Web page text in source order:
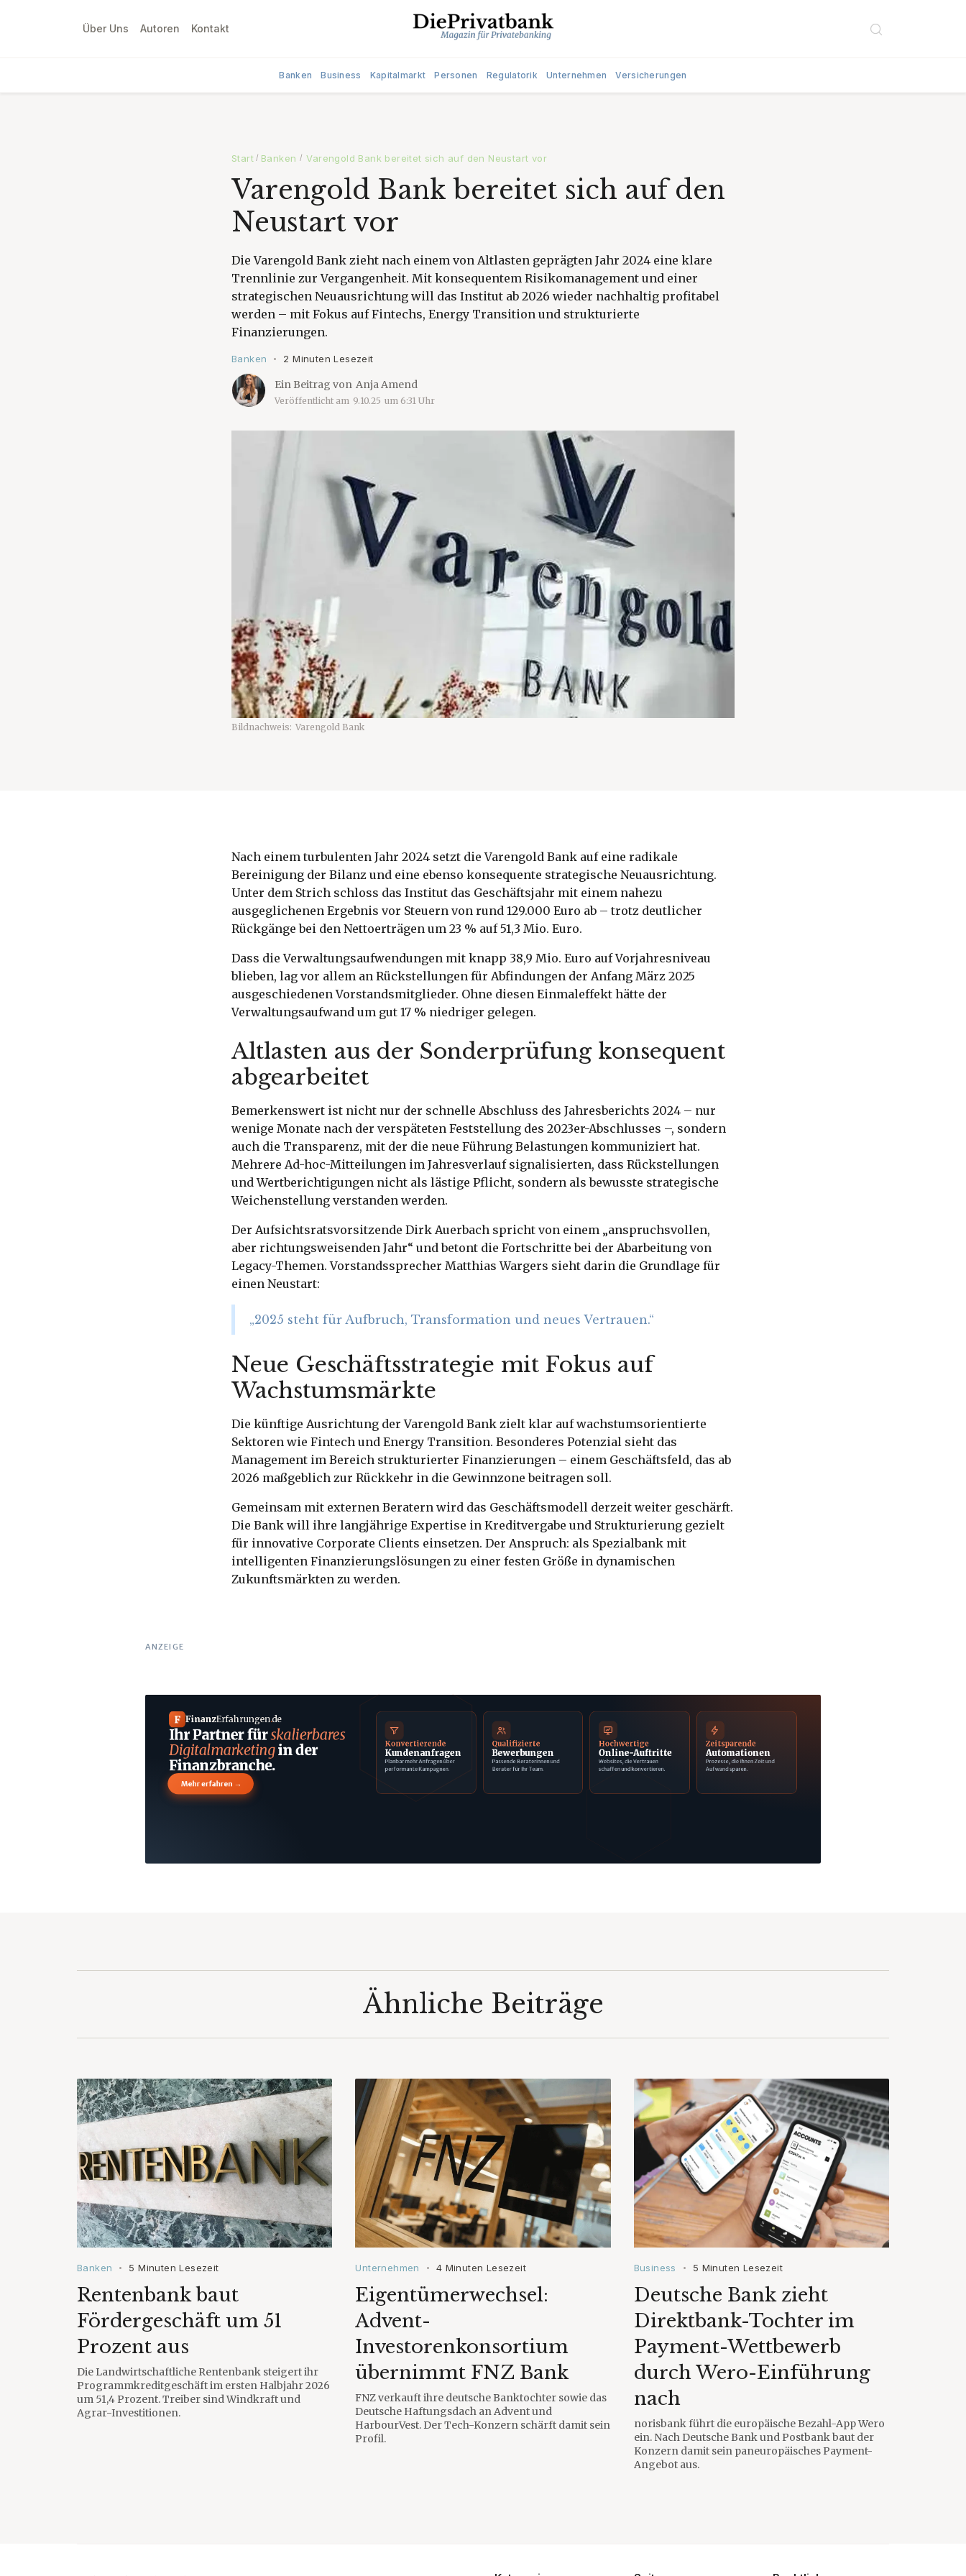
Über Uns Autoren Kontakt
Banken Business Kapitalmarkt Personen Regulatorik Unternehmen Versicherungen
Start / Banken / Varengold Bank bereitet sich auf den Neustart vor
Varengold Bank bereitet sich auf den
Neustart vor
Die Varengold Bank zieht nach einem von Altlasten geprägten Jahr 2024 eine klare
Trennlinie zur Vergangenheit. Mit konsequentem Risikomanagement und einer
strategischen Neuausrichtung will das Institut ab 2026 wieder nachhaltig profitabel
werden – mit Fokus auf Fintechs, Energy Transition und strukturierte
Finanzierungen.
Banken • 2 Minuten Lesezeit
Ein Beitrag von Anja Amend
Veröffentlicht am 9.10.25 um 6:31 Uhr
Bildnachweis: Varengold Bank
Nach einem turbulenten Jahr 2024 setzt die Varengold Bank auf eine radikale
Bereinigung der Bilanz und eine ebenso konsequente strategische Neuausrichtung.
Unter dem Strich schloss das Institut das Geschäftsjahr mit einem nahezu
ausgeglichenen Ergebnis vor Steuern von rund 129.000 Euro ab – trotz deutlicher
Rückgänge bei den Nettoerträgen um 23 % auf 51,3 Mio. Euro.
Dass die Verwaltungsaufwendungen mit knapp 38,9 Mio. Euro auf Vorjahresniveau
blieben, lag vor allem an Rückstellungen für Abfindungen der Anfang März 2025
ausgeschiedenen Vorstandsmitglieder. Ohne diesen Einmaleffekt hätte der
Verwaltungsaufwand um gut 17 % niedriger gelegen.
Altlasten aus der Sonderprüfung konsequent
abgearbeitet
Bemerkenswert ist nicht nur der schnelle Abschluss des Jahresberichts 2024 – nur
wenige Monate nach der verspäteten Feststellung des 2023er-Abschlusses –, sondern
auch die Transparenz, mit der die neue Führung Belastungen kommuniziert hat.
Mehrere Ad-hoc-Mitteilungen im Jahresverlauf signalisierten, dass Rückstellungen
und Wertberichtigungen nicht als lästige Pflicht, sondern als bewusste strategische
Weichenstellung verstanden werden.
Der Aufsichtsratsvorsitzende Dirk Auerbach spricht von einem „anspruchsvollen,
aber richtungsweisenden Jahr“ und betont die Fortschritte bei der Abarbeitung von
Legacy-Themen. Vorstandssprecher Matthias Wargers sieht darin die Grundlage für
einen Neustart:
„2025 steht für Aufbruch, Transformation und neues Vertrauen.“
Neue Geschäftsstrategie mit Fokus auf
Wachstumsmärkte
Die künftige Ausrichtung der Varengold Bank zielt klar auf wachstumsorientierte
Sektoren wie Fintech und Energy Transition. Besonderes Potenzial sieht das
Management im Bereich strukturierter Finanzierungen – einem Geschäftsfeld, das ab
2026 maßgeblich zur Rückkehr in die Gewinnzone beitragen soll.
Gemeinsam mit externen Beratern wird das Geschäftsmodell derzeit weiter geschärft.
Die Bank will ihre langjährige Expertise in Kreditvergabe und Strukturierung gezielt
für innovative Corporate Clients einsetzen. Der Anspruch: als Spezialbank mit
intelligenten Finanzierungslösungen zu einer festen Größe in dynamischen
Zukunftsmärkten zu werden.
ANZEIGE
F FinanzErfahrungen.de
Ihr Partner fürskalierbares
Digitalmarketingin der
Finanzbranche.
Mehr erfahren→
Konvertierende
Kundenanfragen
Planbar mehr Anfragen über
performante Kampagnen.
Qualifizierte
Bewerbungen
Passende Beraterinnen und
Berater für Ihr Team.
Hochwertige
Online-Auftritte
Websites, die Vertrauen
schaffen und konvertieren.
Zeitsparende
Automationen
Prozesse, die Ihnen Zeit und
Aufwand sparen.
Ähnliche Beiträge
Banken • 5 Minuten Lesezeit
Rentenbank baut
Fördergeschäft um 51
Prozent aus
Die Landwirtschaftliche Rentenbank steigert ihr
Programmkreditgeschäft im ersten Halbjahr 2026
um 51,4 Prozent. Treiber sind Windkraft und
Agrar-Investitionen.
Unternehmen • 4 Minuten Lesezeit
Eigentümerwechsel:
Advent-
Investorenkonsortium
übernimmt FNZ Bank
FNZ verkauft ihre deutsche Banktochter sowie das
Deutsche Haftungsdach an Advent und
HarbourVest. Der Tech-Konzern schärft damit sein
Profil.
Business • 5 Minuten Lesezeit
Deutsche Bank zieht
Direktbank-Tochter im
Payment-Wettbewerb
durch Wero-Einführung
nach
norisbank führt die europäische Bezahl-App Wero
ein. Nach Deutsche Bank und Postbank baut der
Konzern damit sein paneuropäisches Payment-
Angebot aus.